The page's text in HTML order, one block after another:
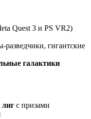
Quest 3 и PS VR2)
гигантские
галактики
лиг с призами